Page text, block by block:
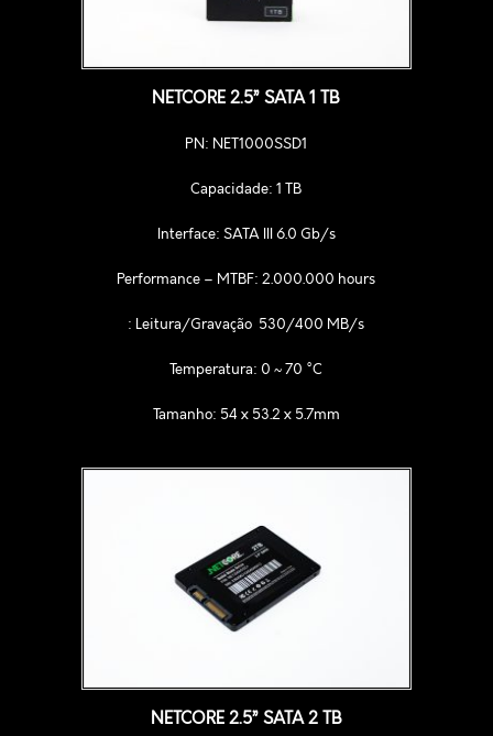
NETCORE 2.5” SATA 1 TB
PN: NET1000SSD1
Capacidade: 1 TB
Interface: SATA III 6.0 Gb/s
Performance – MTBF: 2.000.000 hours
: Leitura/Gravação 530/400 MB/s
Temperatura: 0 ~ 70 °C
Tamanho: 54 x 53.2 x 5.7mm
NETCORE 2.5” SATA 2 TB